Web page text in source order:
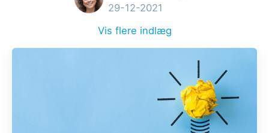
Hjælp til ordblinde
Kundeudtalelser
Undervisere
29-12-2021
Vis flere indlæg